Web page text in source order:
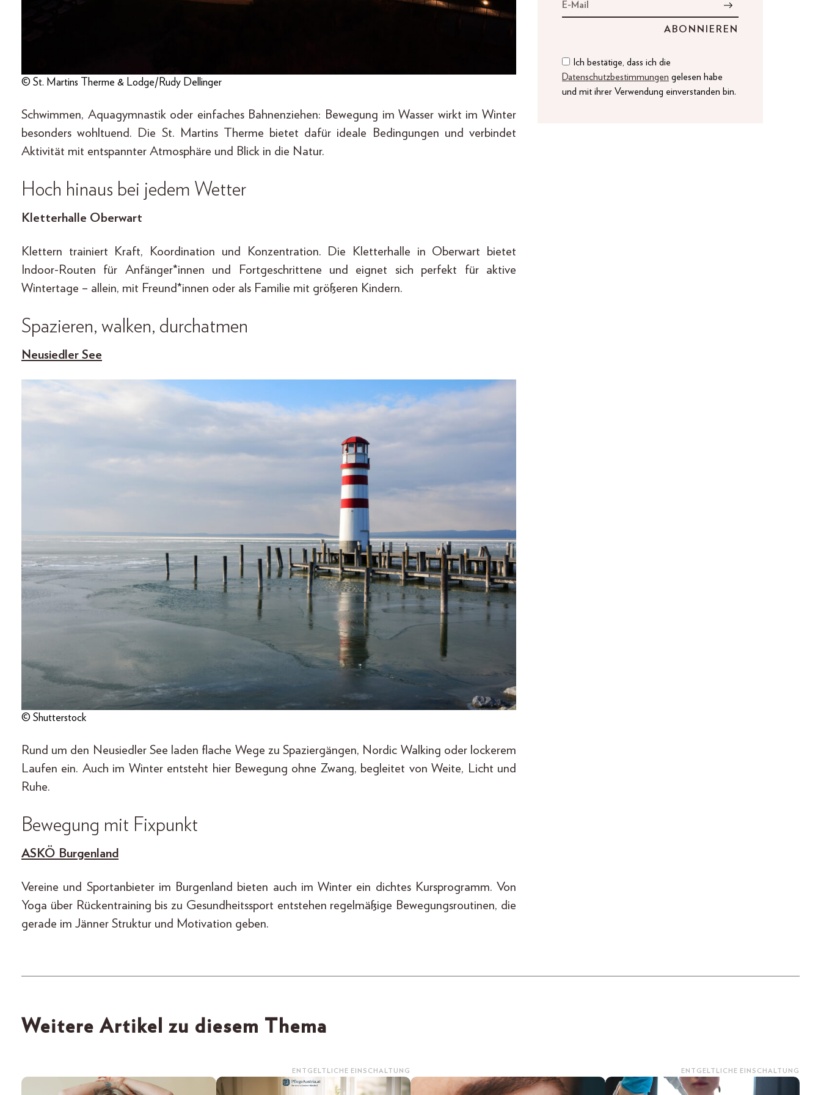
© St. Martins Therme & Lodge/Rudy Dellinger
Schwimmen, Aquagymnastik oder einfaches Bahnenziehen: Bewegung im Wasser wirkt im Winter
besonders wohltuend. Die St. Martins Therme bietet dafür ideale Bedingungen und verbindet
Aktivität mit entspannter Atmosphäre und Blick in die Natur.
Hoch hinaus bei jedem Wetter
Kletterhalle Oberwart
Klettern trainiert Kraft, Koordination und Konzentration. Die Kletterhalle in Oberwart bietet
Indoor-Routen für Anfänger*innen und Fortgeschrittene und eignet sich perfekt für aktive
Wintertage – allein, mit Freund*innen oder als Familie mit größeren Kindern.
Spazieren, walken, durchatmen
Neusiedler See
© Shutterstock
Rund um den Neusiedler See laden flache Wege zu Spaziergängen, Nordic Walking oder lockerem
Laufen ein. Auch im Winter entsteht hier Bewegung ohne Zwang, begleitet von Weite, Licht und
Ruhe.
Bewegung mit Fixpunkt
ASKÖ Burgenland
Vereine und Sportanbieter im Burgenland bieten auch im Winter ein dichtes Kursprogramm. Von
Yoga über Rückentraining bis zu Gesundheitssport entstehen regelmäßige Bewegungsroutinen, die
gerade im Jänner Struktur und Motivation geben.
Ich bestätige, dass ich die
Datenschutzbestimmungen gelesen habe
und mit ihrer Verwendung einverstanden bin.
Weitere Artikel zu diesem Thema
ENTGELTLICHE EINSCHALTUNG ENTGELTLICHE EINSCHALTUNG